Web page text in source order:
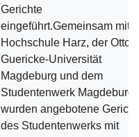
Gerichte
eingeführt.Gemeinsam mit
Hochschule Harz, der Otto-
Guericke-Universität
Magdeburg und dem
Studentenwerk Magdeburg
wurden angebotene
des Studentenwerks mit